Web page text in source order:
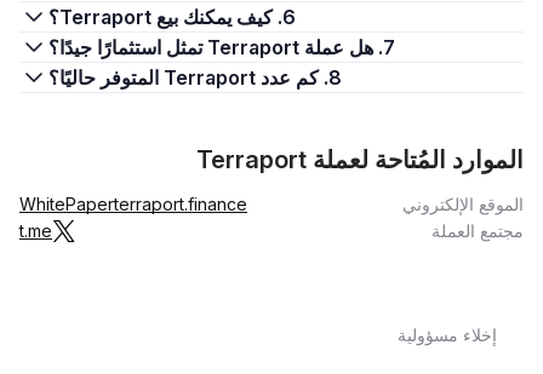
6. كيف يمكنك بيع Terraport؟
7. هل عملة Terraport تمثل استثمارًا جيدًا؟
8. كم عدد Terraport المتوفر حاليًا؟
الموارد المُتاحة لعملة Terraport
الموقع الإلكتروني terraport.finance
WhitePaper
مجتمع العملة
t.me
إخلاء مسؤولية